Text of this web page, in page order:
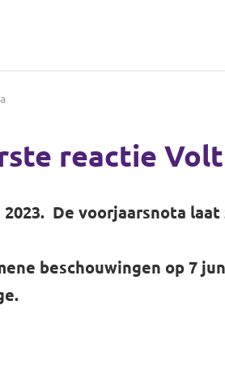
reactie
. De voorjaarsnota
beschouwingen op 7